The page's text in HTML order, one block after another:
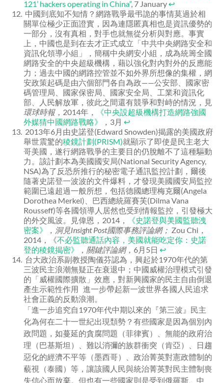
121’ hackers operating in China”, 7 January↩
中國到底知不知情？網路戰爭最弔詭的事情莫過於相
關單位極少正面證實，因為連隱匿真相也是資訊優勢的
一部分，沒有真相，對手也就無從分析與對應。事實
上，中國也是到在去才正式成立「中共中央網路安全和
資訊化領導小組」，簡稱中央網安小組，成為統籌全國
網路安全的中央超級機構，藉以強化對內對外的反應能
力；過去中國的網路控管並不如外界所想像的集權，網
安政策起碼是由六個部門各自為政——公安部、國家密
碼管理局、國家保密局、國家安全局、工業和資訊化
部、人民解放軍，彼此之間還有競爭和對峙的情況，見
環球時報，2014年，
《中央設超級機構打造網路強國
外媒猜中國網路戰略》
，3月↩
2013年6月由史諾登(Edward Snowden)揭露的美國政府
舉世震驚的稜鏡計劃(PRISM)就顯示了即使是民主老大
哥美國，遂行網路戰爭的主要目的仍脫離不了這種驅動
力。該計劃本為美國國安局(National Security Agency,
NSA)為了反恐所推行的秘密電子通訊監控計劃，爾後
隨著史諾登一波波的文件爆料，才發現美國國安局監控
範圍已遠超過一般所想，包括德國總理梅克爾(Angela
Dorothea Merkel)、巴西總統羅賽芙(Dilma Vana
Rousseff)等各國領導人居然也受到情報監控，引發極大
的外交風波。見偉恩，2014，
《史諾登與美國監聽洩
密案》
， 洞見Insight Post國際事務評論網； Zou Chi，
2014，《不必監聽通話內容，美國就能吃定你：史諾
登的稜鏡揭密》
， 關鍵評論網，6月5日↩
台大政治系副教授陶儀芬認為，興起於1970年代的第
三波民主浪潮無疑正在衰退中；中國威權治理模式引發
的「威權國際擴散」效應，對新興國家的民主自由倒退
產生示範性作用 進一步帶起新一波世界各國人民追求
社會正義的反動浪潮。
「進一步追究自1970年代中期以來的『第三波』民主
化為何在二十一世紀出現頹勢？有些國家是因為個別內
政問題，如蔓延的貪腐問題（菲律賓）、無能的政府治
理（巴基斯坦）、難以消彌的族群衝突（肯亞）、日趨
惡化的經濟不平等（墨西哥）、政治菁英對憲政體制的
藐視（泰國）等，讓該國人民與統治菁英對民主體制喪
失信心而放棄。但也有一些國家則是受到俄羅斯、中